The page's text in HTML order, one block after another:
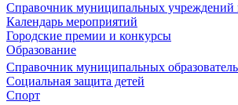
Справочник муниципальных учреждений
Календарь мероприятий
Городские премии и конкурсы
Образование
Справочник муниципальных
Социальная защита детей
Спорт